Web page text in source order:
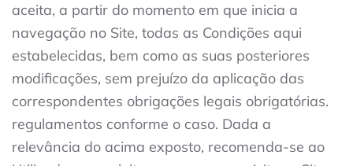
aceita, a partir do momento em que inicia a
navegação no Site, todas as Condições aqui
estabelecidas, bem como as suas posteriores
modificações, sem prejuízo da aplicação das
correspondentes obrigações legais obrigatórias.
regulamentos conforme o caso. Dada a
relevância do acima exposto, recomenda-se ao